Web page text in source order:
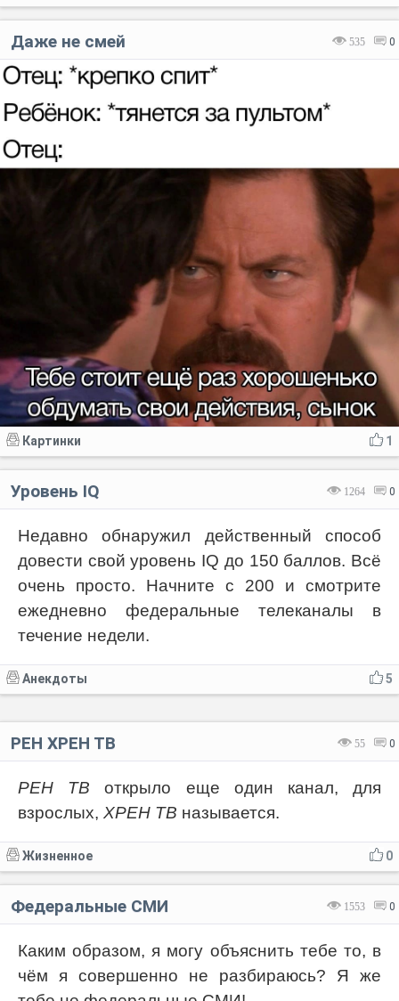
535 0
Даже не смей
1
Картинки
1264 0
Уровень IQ
Недавно обнаружил действенный способ
довести свой уровень IQ до 150 баллов. Всё
очень просто. Начните с 200 и смотрите
ежедневно федеральные телеканалы в
течение недели.
5
Анекдоты
55 0
РЕН ХРЕН ТВ
РЕН ТВ открыло еще один канал, для
взрослых, ХРЕН ТВ называется.
0
Жизненное
1553 0
Федеральные СМИ
Каким образом, я могу объяснить тебе то, в
чём я совершенно не разбираюсь? Я же